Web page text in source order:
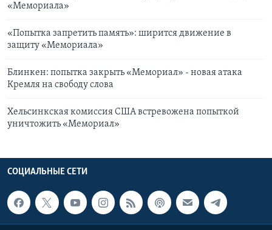
«Мемориала»
«Попытка запретить память»: ширится движение в
защиту «Мемориала»
Блинкен: попытка закрыть «Мемориал» - новая атака
Кремля на свободу слова
Хельсинкская комиссия США встревожена попыткой
уничтожить «Мемориал»
СОЦИАЛЬНЫЕ СЕТИ